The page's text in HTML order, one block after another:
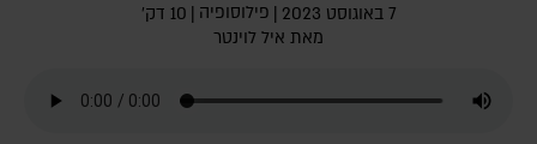
7 באוגוסט 2023 | פילוסופיה | 10 דק׳
מאת איל לוינטר